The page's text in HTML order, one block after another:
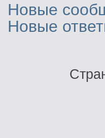
Новые
Новые